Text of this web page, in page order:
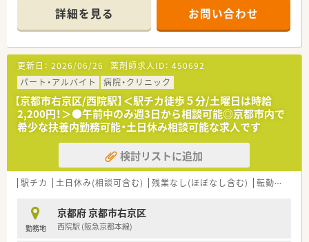
の利きやすい環境です！
■小さなお子様がいらっしゃる子育て世代の方も歓迎♪急なお
休みなど柔軟にご対応いただけますので安心してご勤務頂けま
す
■門前の整形クリニックからの処方をメインに応需しており、専
門的なスキルを身に着けることが可能です◎
■薬局内の設備をできる限り機械化をして、効率的に業務ができ
るように整備されています
詳細を見る お問い合わせ
更新日： 2026/06/26 薬剤師求人ID： 450692
パート・アルバイト
病院・クリニック
【京都市右京区/西院駅】＜駅チカ徒歩５分/土曜日は時給
2,200円！＞●午前中のみ週3日から相談可能◎京都市内で
希少な扶養内勤務可能・土日休み相談可能な求人です
検討リストに追加
駅チカ 土日休み(相談可含む) 残業なし(ほぼなし含む) 転勤なし
勤務地
京都府 京都市右京区
西院駅 (阪急京都本線)